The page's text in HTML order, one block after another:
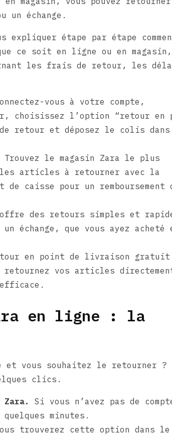
un échange.
expliquer étape par étape
ce soit en ligne ou en
les frais de retour, les
vous à votre compte,
choisissez l’option “retour en
retour et déposez le colis dans
le magasin Zara le plus
les articles à retourner avec la
caisse pour un remboursement
des retours simples et
échange, que vous ayez acheté
en point de livraison gratuit
vos articles
en ligne : la
et vous souhaitez le retourner ?
clics.
Zara.
Si vous n’avez pas de
minutes.
trouverez cette option dans le